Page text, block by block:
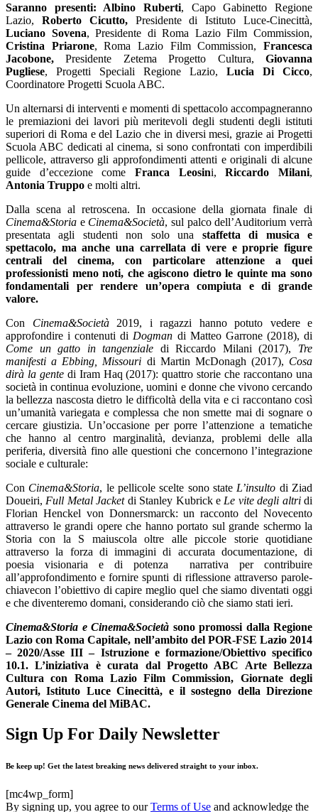
Saranno presenti: Albino Ruberti, Capo Gabinetto Regione
Lazio, Roberto Cicutto,Presidente di Istituto Luce-Cinecittà,
Luciano Sovena, Presidente di Roma Lazio Film Commission,
Cristina Priarone, Roma Lazio Film Commission,Francesca
Jacobone,Presidente Zetema Progetto Cultura,Giovanna
Pugliese, Progetti Speciali Regione Lazio, Lucia Di Cicco,
Coordinatore Progetti Scuola ABC.
Un alternarsi di interventi e momenti di spettacolo accompagneranno
le premiazioni dei lavori più meritevoli degli studenti degli istituti
superiori di Roma e del Lazio che in diversi mesi, grazie ai Progetti
Scuola ABC dedicati al cinema, si sono confrontati con imperdibili
pellicole, attraverso gli approfondimenti attenti e originali di alcune
guide d’eccezione come Franca Leosini,Riccardo Milani,
Antonia Truppo e molti altri.
Dalla scena al retroscena. In occasione della giornata finale di
Cinema&Storia e Cinema&Società, sul palco dell’Auditorium verrà
presentata agli studenti non solo una staffetta di musica e
spettacolo, ma anche una carrellata di vere e proprie figure
centrali del cinema, con particolare attenzione a quei
professionisti meno noti, che agiscono dietro le quinte ma sono
fondamentali per rendere un’opera compiuta e di grande
valore.
Con Cinema&Società2019, i ragazzi hanno potuto vedere e
approfondire i contenuti di Dogman di Matteo Garrone (2018), di
Come un gatto in tangenziale di Riccardo Milani (2017), Tre
manifesti a Ebbing, Missouri di Martin McDonagh (2017), Cosa
dirà la gentedi Iram Haq (2017): quattro storie che raccontano una
società in continua evoluzione, uomini e donne che vivono cercando
la bellezza nascosta dietro le difficoltà della vita e ci raccontano così
un’umanità variegata e complessa che non smette mai di sognare o
cercare giustizia. Un’occasione per porre l’attenzione a tematiche
che hanno al centro marginalità, devianza, problemi delle alla
periferia, diversità fino alle questioni che concernono l’integrazione
sociale e culturale:
Con Cinema&Storia, le pellicole scelte sono state L’insulto di Ziad
Doueiri, Full Metal Jacketdi Stanley Kubrick e Le vite degli altridi
Florian Henckel von Donnersmarck: un racconto del Novecento
attraverso le grandi opere che hanno portato sul grande schermo la
Storia con la S maiuscola oltre alle piccole storie quotidiane
attraverso la forza di immagini di accurata documentazione, di
poesia visionaria e di potenza narrativa per contribuire
all’approfondimento e fornire spunti di riflessione attraverso parole-
chiavecon l’obiettivo di capire meglio quel che siamo diventati oggi
e che diventeremo domani, considerando ciò che siamo stati ieri.
Cinema&Storia e Cinema&Società sono promossi dalla Regione
Lazio con Roma Capitale, nell’ambito del POR-FSE Lazio 2014
– 2020/Asse III – Istruzione e formazione/Obiettivo specifico
10.1. L’iniziativa è curata dal Progetto ABC Arte Bellezza
Cultura con Roma Lazio Film Commission, Giornate degli
Autori, Istituto Luce Cinecittà, e il sostegno della Direzione
Generale Cinema del MiBAC.
Sign Up For Daily Newsletter
Be keep up! Get the latest breaking news delivered straight to your inbox.
[mc4wp_form]
By signing up, you agree to ourTerms of Use and acknowledge the